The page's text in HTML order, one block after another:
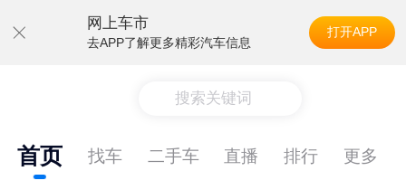
网上车市
去APP了解更多精彩汽车信息
打开APP
搜索关键词
首页 找车 二手车 直播 排行 更多